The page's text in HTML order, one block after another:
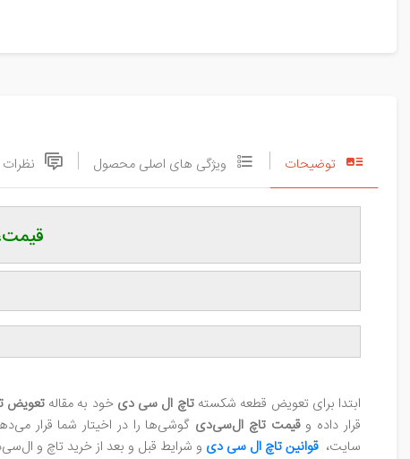
توضیحات ویژگی های اصلی محصول نظرات
ابتدا برای تعویض قطعه شکستهتاچ ‌ال‌ سی‌ دی خود به مقالهتعویض
قرار داده وقیمت تاچ ال‌سی‌دی گوشی‌ها را در اخیتار شما قرار
سایت، قوانین تاچ ال‌ سی‌ دی و شرایط قبل و بعد از خرید تاچ و